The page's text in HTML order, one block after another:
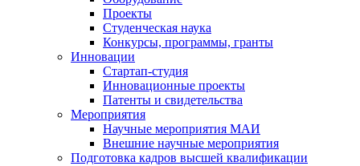
Проекты
Студенческая наука
Конкурсы, программы, гранты
Инновации
Стартап-студия
Инновационные проекты
Патенты и свидетельства
Мероприятия
Научные мероприятия МАИ
Внешние научные мероприятия
Подготовка кадров высшей квалификации